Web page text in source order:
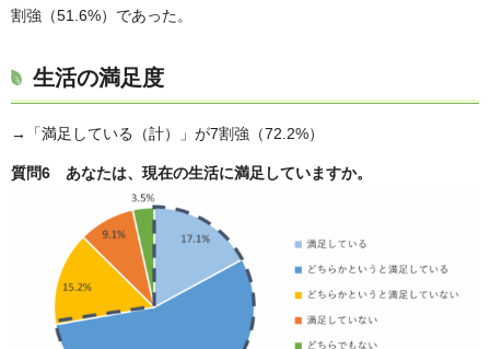
割強（51.6%）であった。
生活の満足度
→「満足している（計）」が7割強（72.2%）
質問6 あなたは、現在の生活に満足していますか。